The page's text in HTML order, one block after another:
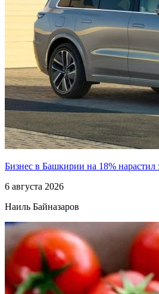
Бизнес в Башкирии на 18% нарастил
6 августа 2026
Наиль Байназаров